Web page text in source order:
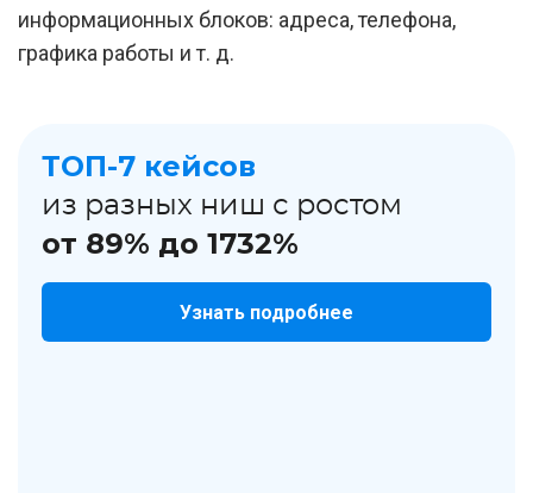
информационных блоков: адреса, телефона,
графика работы и т. д.
ТОП-7 кейсов
из разных ниш с ростом
от 89% до 1732%
Узнать подробнее